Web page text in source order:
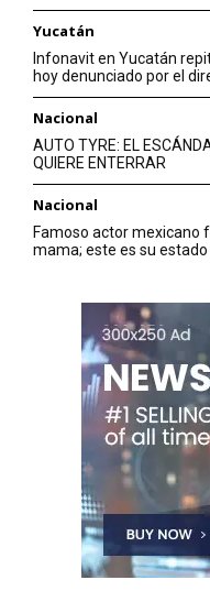
Yucatán
Infonavit en Yucatán
hoy denunciado por el
Nacional
AUTO TYRE: EL
QUIERE ENTERRAR
Nacional
Famoso actor mexicano
mama; este es su estado